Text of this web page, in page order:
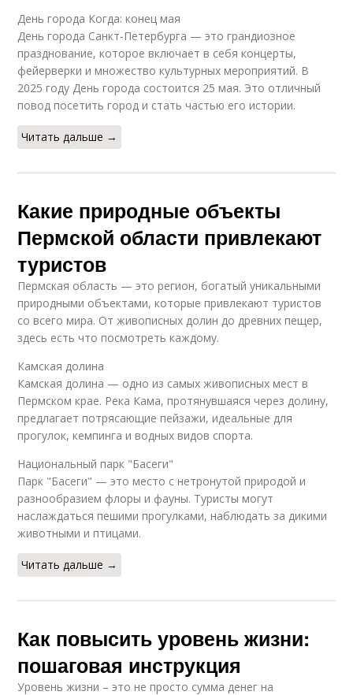
День города Когда: конец мая
День города Санкт-Петербурга — это грандиозное
празднование, которое включает в себя концерты,
фейерверки и множество культурных мероприятий. В
2025 году День города состоится 25 мая. Это отличный
повод посетить город и стать частью его истории.
Читать дальше →
Какие природные объекты
Пермской области привлекают
туристов
Пермская область — это регион, богатый уникальными
природными объектами, которые привлекают туристов
со всего мира. От живописных долин до древних пещер,
здесь есть что посмотреть каждому.
Камская долина
Камская долина — одно из самых живописных мест в
Пермском крае. Река Кама, протянувшаяся через долину,
предлагает потрясающие пейзажи, идеальные для
прогулок, кемпинга и водных видов спорта.
Национальный парк "Басеги"
Парк "Басеги" — это место с нетронутой природой и
разнообразием флоры и фауны. Туристы могут
наслаждаться пешими прогулками, наблюдать за дикими
животными и птицами.
Читать дальше →
Как повысить уровень жизни:
пошаговая инструкция
Уровень жизни – это не просто сумма денег на